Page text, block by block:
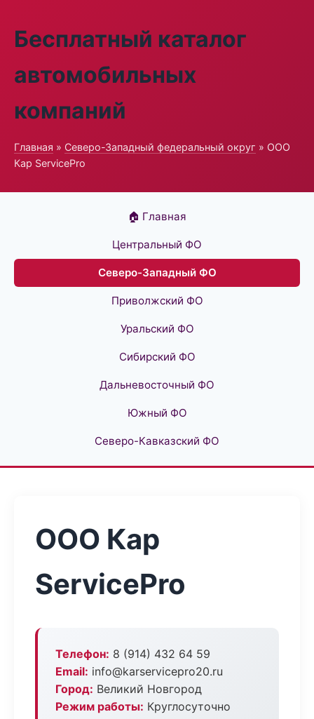
Бесплатный каталог
автомобильных
компаний
Главная » Северо-Западный федеральный округ » ООО
Кар ServicePro
🏠 Главная
Центральный ФО
Северо-Западный ФО
Приволжский ФО
Уральский ФО
Сибирский ФО
Дальневосточный ФО
Южный ФО
Северо-Кавказский ФО
ООО Кар
ServicePro
Телефон: 8 (914) 432 64 59
Email: info@karservicepro20.ru
Город: Великий Новгород
Режим работы: Круглосуточно